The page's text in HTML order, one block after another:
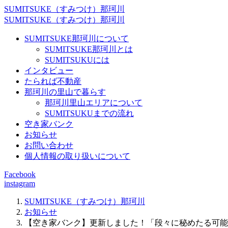
SUMITSUKE（すみつけ）那珂川
SUMITSUKE（すみつけ）那珂川
SUMITSUKE那珂川について
SUMITSUKE那珂川とは
SUMITSUKUには
インタビュー
たられば不動産
那珂川の里山で暮らす
那珂川里山エリアについて
SUMITSUKUまでの流れ
空き家バンク
お知らせ
お問い合わせ
個人情報の取り扱いについて
Facebook
instagram
SUMITSUKE（すみつけ）那珂川
お知らせ
【空き家バンク】更新しました！「段々に秘めたる可